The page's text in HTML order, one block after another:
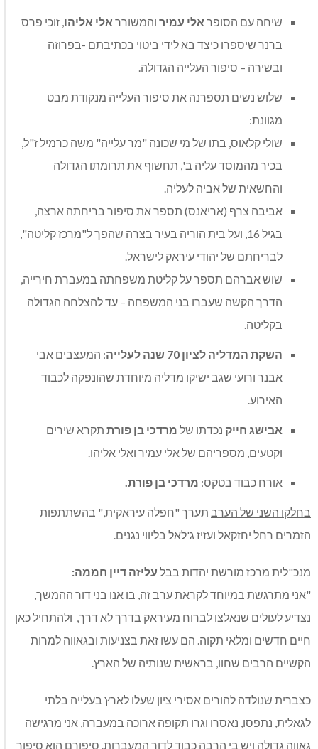
שיחה עם הסופר אלי עמיר והמשורר אלי אליהו, זוכי פרס
ברנר שיספרו כיצד בא לידי ביטוי בכתיבתם -בפרוזה
ובשירה – סיפור העלייה הגדולה.
שלוש נשים תספרנה את סיפור העלייה מנקודת מבט
מגוונת:
שולי קלאוס, בתו של מי שכונה "מר עלייה" משה כרמיל ז"ל,
בכיר מהמוסד עליה ב', תחשוף את תרומתו הגדולה
והחשאית של אביה לעליה.
אביבה צרף (אריאנס) תספר את סיפור בריחתה ארצה,
בגיל 16, ועל בית הוריה בעיר בצרה שהפך ל"מרכז קליטה",
לבריחתם של יהודי עיראק לישראל.
שוש אברהם תספר על קליטת משפחתה במעברת חירייה,
הדרך הקשה שעברו בני המשפחה – עד להצלחה הגדולה
בקליטה.
השקת המדליה לציון 70 שנה לעלייה
: המעצבים אבי
אבנר ורועי שגב ישיקו מדליה מיוחדת שהונפקה לכבוד
האירוע.
אבישג חייק נכדתו של מרדכי בן פורת תקרא שירים
וקטעים, מספריהם של אלי עמיר ואלי אליהו.
אורח כבוד בטקס: מרדכי בן פורת.
בחלקו השני של הערב תערך "חפלה עיראקית," בהשתתפות
הזמרים רחל יחזקאל ועזיז ג'לאל בליווי נגנים.
מנכ"לית מרכז מורשת יהדות בבל עליזה דיין חממה:
"אני מתרגשת במיוחד לקראת ערב זה, בו אנו בני דור ההמשך,
נצדיע לעולים שנאלצו לברוח מעיראק בדרך לא דרך, ולהתחיל כאן
חיים חדשים ומלאי תקוה. הם עשו זאת בצניעות ובגאווה למרות
הקשיים הרבים שחוו, בראשית שנותיה של הארץ.
כצברית שנולדה להורים אסירי ציון שעלו לארץ בעלייה בלתי
לגאלית, נתפסו, נאסרו וגרו תקופה ארוכה במעברה, אני מרגישה
גאווה גדולה ויש בי הרבה כבוד לדור המעברות. סיפורם הוא סיפור